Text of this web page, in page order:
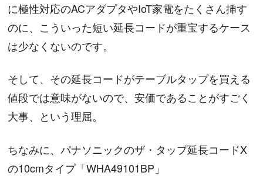
に極性対応のACアダプタやIoT家電をたくさん挿す
のに、こういった短い延長コードが重宝するケース
は少なくないのです。
そして、その延長コードがテーブルタップを買える
値段では意味がないので、安価であることがすごく
大事、という理屈。
ちなみに、パナソニックのザ・タップ延長コードX
の10cmタイプ「WHA49101BP」